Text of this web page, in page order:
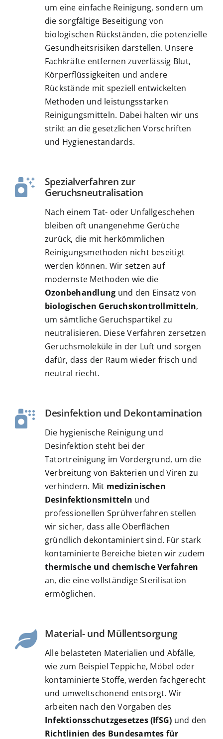
um eine einfache Reinigung, sondern um
die sorgfältige Beseitigung von
biologischen Rückständen, die potenzielle
Gesundheitsrisiken darstellen. Unsere
Fachkräfte entfernen zuverlässig Blut,
Körperflüssigkeiten und andere
Rückstände mit speziell entwickelten
Methoden und leistungsstarken
Reinigungsmitteln. Dabei halten wir uns
strikt an die gesetzlichen Vorschriften
und Hygienestandards.
Spezialverfahren zur
Geruchsneutralisation
Nach einem Tat- oder Unfallgeschehen
bleiben oft unangenehme Gerüche
zurück, die mit herkömmlichen
Reinigungsmethoden nicht beseitigt
werden können. Wir setzen auf
modernste Methoden wie die
Ozonbehandlung und den Einsatz von
biologischen Geruchskontrollmitteln,
um sämtliche Geruchspartikel zu
neutralisieren. Diese Verfahren zersetzen
Geruchsmoleküle in der Luft und sorgen
dafür, dass der Raum wieder frisch und
neutral riecht.
Desinfektion und Dekontamination
Die hygienische Reinigung und
Desinfektion steht bei der
Tatortreinigung im Vordergrund, um die
Verbreitung von Bakterien und Viren zu
verhindern. Mit medizinischen
Desinfektionsmitteln und
professionellen Sprühverfahren stellen
wir sicher, dass alle Oberflächen
gründlich dekontaminiert sind. Für stark
kontaminierte Bereiche bieten wir zudem
thermische und chemische Verfahren
an, die eine vollständige Sterilisation
ermöglichen.
Material- und Müllentsorgung
Alle belasteten Materialien und Abfälle,
wie zum Beispiel Teppiche, Möbel oder
kontaminierte Stoffe, werden fachgerecht
und umweltschonend entsorgt. Wir
arbeiten nach den Vorgaben des
Infektionsschutzgesetzes (IfSG) und den
Richtlinien des Bundesamtes für